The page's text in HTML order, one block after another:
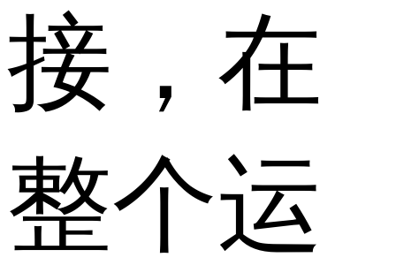
接，在
整个运